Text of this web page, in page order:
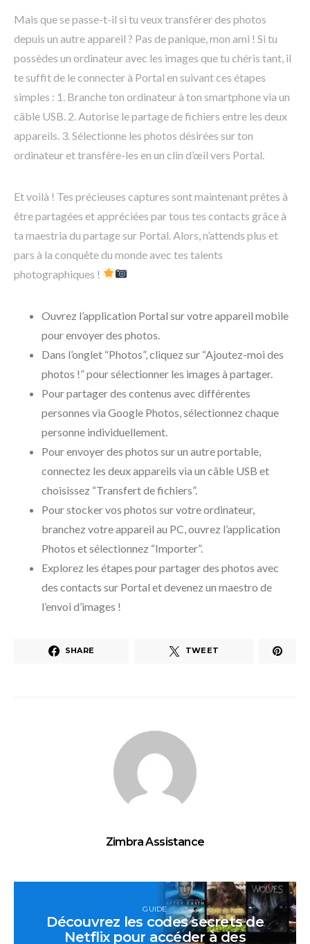
Mais que se passe-t-il si tu veux transférer des photos
depuis un autre appareil ? Pas de panique, mon ami ! Si tu
possèdes un ordinateur avec les images que tu chéris tant, il
te suffit de le connecter à Portal en suivant ces étapes
simples : 1. Branche ton ordinateur à ton smartphone via un
câble USB. 2. Autorise le partage de fichiers entre les deux
appareils. 3. Sélectionne les photos désirées sur ton
ordinateur et transfère-les en un clin d’œil vers Portal.
Et voilà ! Tes précieuses captures sont maintenant prêtes à
être partagées et appréciées par tous tes contacts grâce à
ta maestria du partage sur Portal. Alors, n’attends plus et
pars à la conquête du monde avec tes talents
photographiques !
Ouvrez l’application Portal sur votre appareil mobile
pour envoyer des photos.
Dans l’onglet “Photos”, cliquez sur “Ajoutez-moi des
photos !” pour sélectionner les images à partager.
Pour partager des contenus avec différentes
personnes via Google Photos, sélectionnez chaque
personne individuellement.
Pour envoyer des photos sur un autre portable,
connectez les deux appareils via un câble USB et
choisissez “Transfert de fichiers”.
Pour stocker vos photos sur votre ordinateur,
branchez votre appareil au PC, ouvrez l’application
Photos et sélectionnez “Importer”.
Explorez les étapes pour partager des photos avec
des contacts sur Portal et devenez un maestro de
l’envoi d’images !
SHARE TWEET
Zimbra Assistance
GUIDE
Découvrez les codes secrets de
Netflix pour accéder à des